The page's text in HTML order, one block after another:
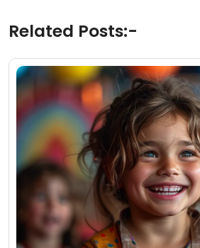
Related Posts:-